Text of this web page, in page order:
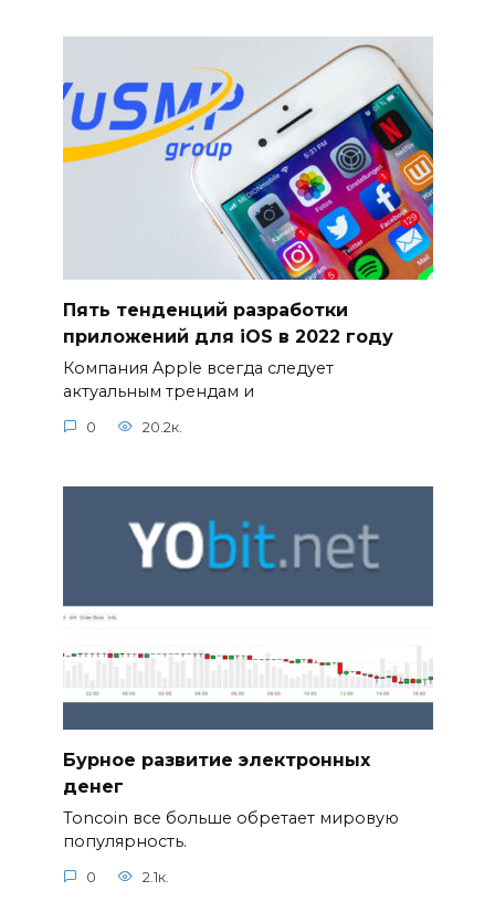
Пять тенденций разработки
приложений для iOS в 2022 году
Компания Apple всегда следует
актуальным трендам и
0 20.2к.
Бурное развитие электронных
денег
Toncoin все больше обретает мировую
популярность.
0 2.1к.